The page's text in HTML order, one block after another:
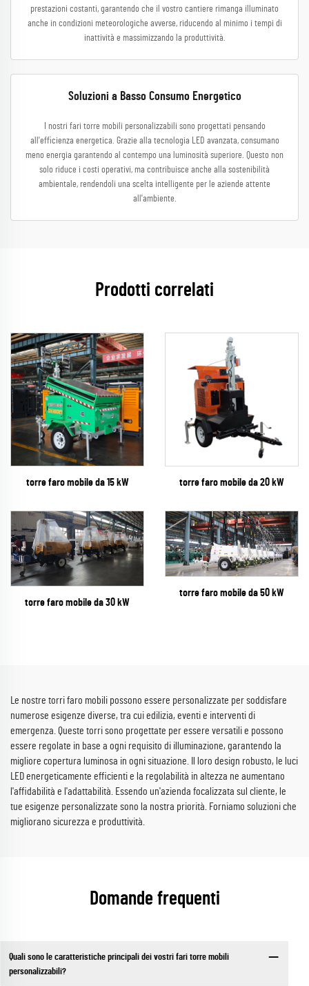
prestazioni costanti, garantendo che il vostro cantiere rimanga illuminato
anche in condizioni meteorologiche avverse, riducendo al minimo i tempi di
inattività e massimizzando la produttività.
Soluzioni a Basso Consumo Energetico
I nostri fari torre mobili personalizzabili sono progettati pensando
all'efficienza energetica. Grazie alla tecnologia LED avanzata, consumano
meno energia garantendo al contempo una luminosità superiore. Questo non
solo riduce i costi operativi, ma contribuisce anche alla sostenibilità
ambientale, rendendoli una scelta intelligente per le aziende attente
all'ambiente.
Prodotti correlati
torre faro mobile da 15 kW torre faro mobile da 20 kW
torre faro mobile da 30 kW
torre faro mobile da 50 kW
Le nostre torri faro mobili possono essere personalizzate per soddisfare
numerose esigenze diverse, tra cui edilizia, eventi e interventi di
emergenza. Queste torri sono progettate per essere versatili e possono
essere regolate in base a ogni requisito di illuminazione, garantendo la
migliore copertura luminosa in ogni situazione. Il loro design robusto, le luci
LED energeticamente efficienti e la regolabilità in altezza ne aumentano
l'affidabilità e l'adattabilità. Essendo un'azienda focalizzata sul cliente, le
tue esigenze personalizzate sono la nostra priorità. Forniamo soluzioni che
migliorano sicurezza e produttività.
Domande frequenti
Quali sono le caratteristiche principali dei vostri fari torre mobili
personalizzabili?